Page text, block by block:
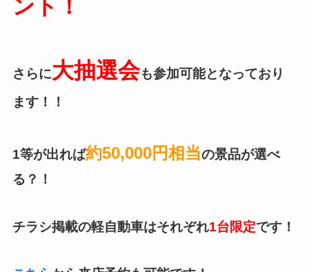
ント！
さらに大抽選会も参加可能となっており
ます！！
1等が出れば約50,000円相当の景品が選べ
る？！
チラシ掲載の軽自動車はそれぞれ1台限定です！